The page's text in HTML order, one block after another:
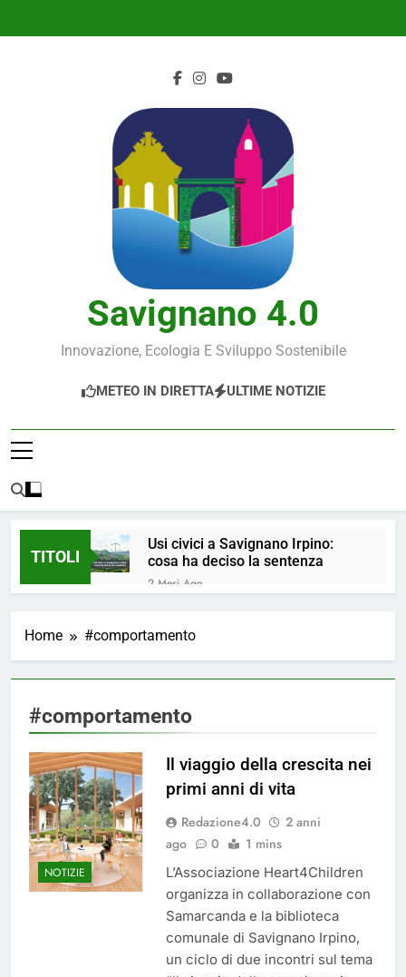
Savignano 4.0
Innovazione, Ecologia E Sviluppo Sostenibile
METEO IN DIRETTA ULTIME NOTIZIE
TITOLI
Usi civici a Savignano Irpino:
cosa ha deciso la sentenza
2 Mesi Ago
4 Mesi Ago
ORDINANZA N. 8/2026 –
PARZIALE REVOCA DEL DIVIETO
POTABILE📢Aggiornamento Situazione
4 Mesi Ago
⚠️ Emergenza Acqua a
Savignano Irpino: Ordinanza n. 7
del 26 Marzo 2026
4 Mesi Ago
Mangiaplastica: Più ricicli, più
risparmi!
10 Mesi Ago
Postamat chiuso di notte a
Savignano: misura anti-rapina
fino alle 8:30
💡 Savignano 4.0 si rinnova: scopri
Home #comportamento
#comportamento
NOTIZIE
Il viaggio della crescita nei
primi anni di vita
Redazione4.0
2 anni
ago
0 1 mins
L’Associazione Heart4Children
organizza in collaborazione con
Samarcanda e la biblioteca
comunale di Savignano Irpino,
un ciclo di due incontri sul tema